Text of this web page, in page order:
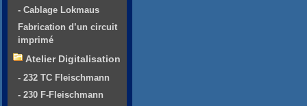
- Cablage Lokmaus
Fabrication d’un circuit
imprimé
Atelier Digitalisation
- 232 TC Fleischmann
- 230 F-Fleischmann